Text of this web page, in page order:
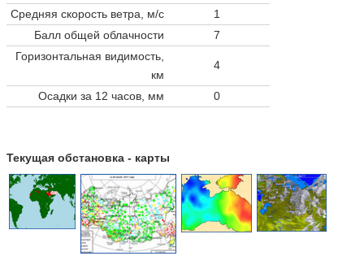
Средняя скорость ветра, м/с
1
Балл общей облачности
7
Горизонтальная видимость,
км
4
Осадки за 12 часов, мм 0
Текущая обстановка - карты